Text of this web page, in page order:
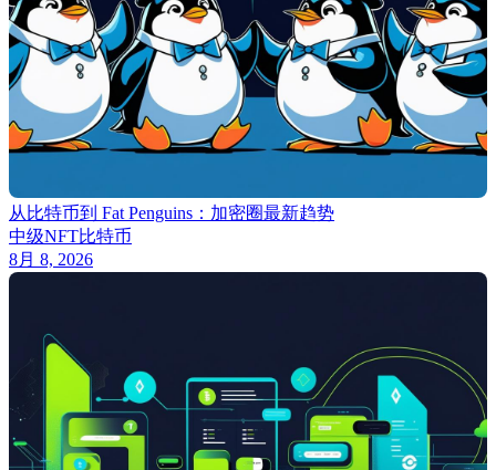
从比特币到 Fat Penguins：加密圈最新趋势
中级NFT比特币
8月 8, 2026